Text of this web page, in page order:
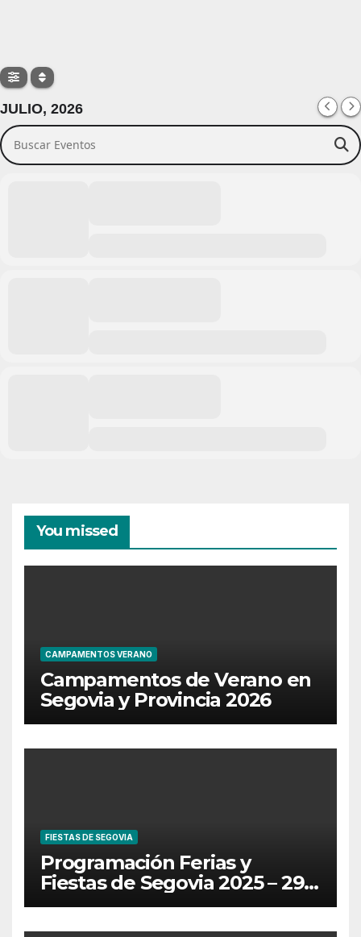
JULIO, 2026
Buscar Eventos
You missed
CAMPAMENTOS VERANO
Campamentos de Verano en
Segovia y Provincia 2026
FIESTAS DE SEGOVIA
Programación Ferias y
Fiestas de Segovia 2025 – 29
de Junio